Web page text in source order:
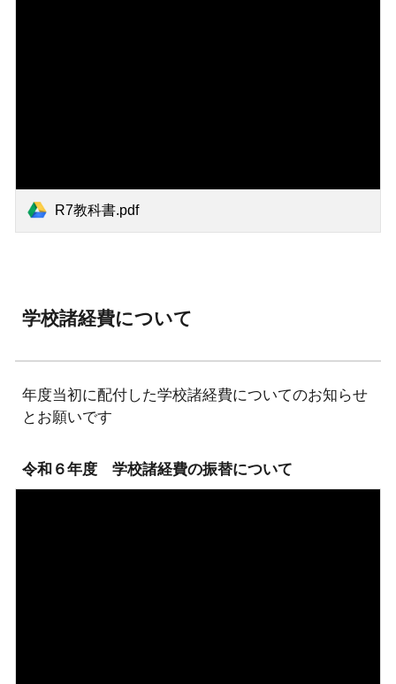
R7教科書.pdf
学校諸経費について
年度当初に配付した学校諸経費についてのお知らせ
とお願いです
令和６年度 学校諸経費の振替について